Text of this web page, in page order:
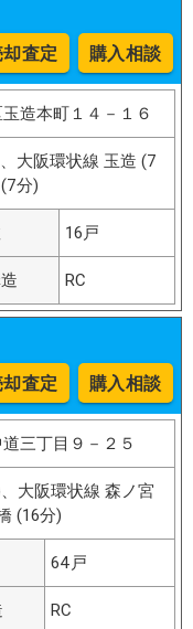
査定 購入相談
造本町１４－１６
大阪環状線 玉造 (7
分)
16戸
RC
査定 購入相談
三丁目９－２５
大阪環状線 森ノ宮
(16分)
64戸
RC